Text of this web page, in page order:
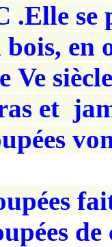
.Elle se
en
Ve
et